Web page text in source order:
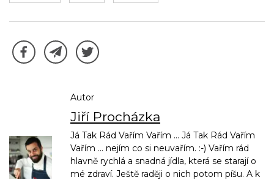
Autor
Jiří Procházka
Já Tak Rád Vařím Vařím ... Já Tak Rád Vařím
Vařím ... nejím co si neuvařím. :-) Vařím rád
hlavně rychlá a snadná jídla, která se starají o
mé zdraví. Ještě raději o nich potom píšu. A k